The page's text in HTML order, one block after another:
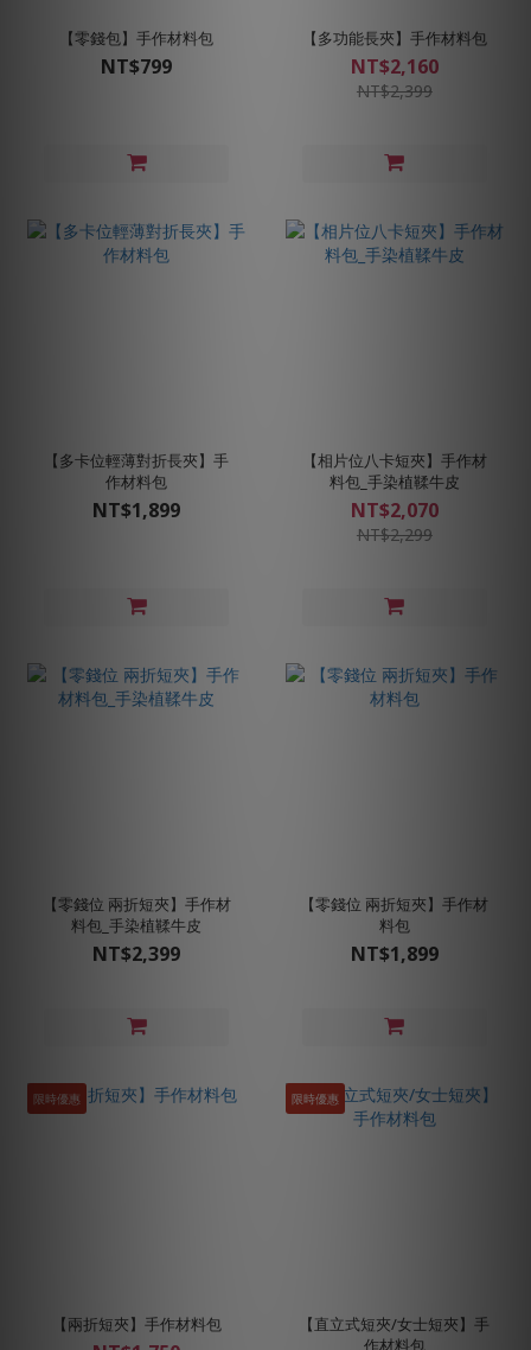
【零錢包】手作材料包
NT$799
【多功能長夾】手作材料包
NT$2,160
NT$2,399
【多卡位輕薄對折長夾】手
作材料包
NT$1,899
【相片位八卡短夾】手作材
料包_手染植鞣牛皮
NT$2,070
NT$2,299
【零錢位 兩折短夾】手作材
料包_手染植鞣牛皮
NT$2,399
【零錢位 兩折短夾】手作材
料包
NT$1,899
限時優惠
【兩折短夾】手作材料包
限時優惠
【直立式短夾/女士短夾】手
作材料包